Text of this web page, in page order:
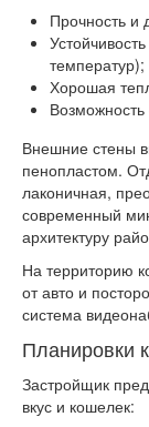
Прочность и
температур);
Хорошая
Возможность
Внешние стены
пенопластом.
лаконичная,
современный
архитектуру
На территорию
от авто и
система
Планировки
Застройщик
вкус и кошелек: